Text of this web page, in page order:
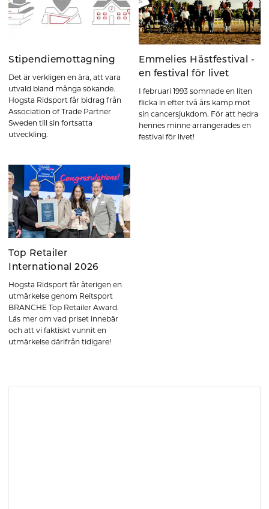
Stipendiemottagning
Det är verkligen en ära, att vara
utvald bland många sökande.
Hogsta Ridsport får bidrag från
Association of Trade Partner
Sweden till sin fortsatta
utveckling.
Emmelies Hästfestival -
en festival för livet
I februari 1993 somnade en liten
flicka in efter två års kamp mot
sin cancersjukdom. För att hedra
hennes minne arrangerades en
festival för livet!
Top Retailer
International 2026
Hogsta Ridsport får återigen en
utmärkelse genom Reitsport
BRANCHE Top Retailer Award.
Läs mer om vad priset innebär
och att vi faktiskt vunnit en
utmärkelse därifrån tidigare!